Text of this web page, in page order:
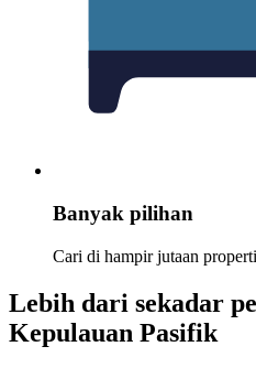
Banyak pilihan
Cari di hampir jutaan
Lebih dari sekadar
Kepulauan Pasifik